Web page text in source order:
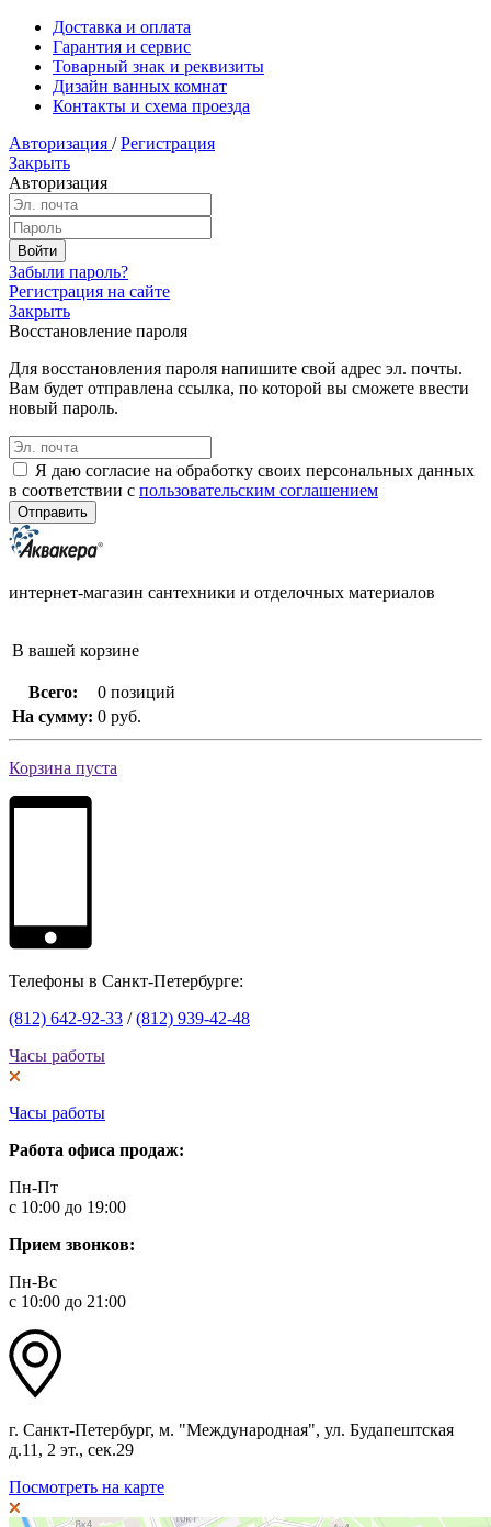
Доставка и оплата
Гарантия и сервис
Товарный знак и реквизиты
Дизайн ванных комнат
Контакты и схема проезда
Авторизация / Регистрация
Закрыть
Авторизация
Забыли пароль?
Регистрация на сайте
Закрыть
Восстановление пароля
Для восстановления пароля напишите свой адрес эл. почты.
Вам будет отправлена ссылка, по которой вы сможете ввести
новый пароль.
Я даю согласие на обработку своих персональных данных
в соответствии с пользовательским соглашением
интернет-магазин сантехники и отделочных материалов
В вашей корзине
Всего:
0 позиций
На сумму: 0 руб.
Корзина пуста
Телефоны в Санкт-Петербурге:
(812) 642-92-33 /(812) 939-42-48
Часы работы
Часы работы
Работа офиса продаж:
Пн-Пт
с 10:00 до 19:00
Прием звонков:
Пн-Вс
с 10:00 до 21:00
г. Санкт-Петербург, м. "Международная", ул. Будапештская
д.11, 2 эт., сек.29
Посмотреть на карте